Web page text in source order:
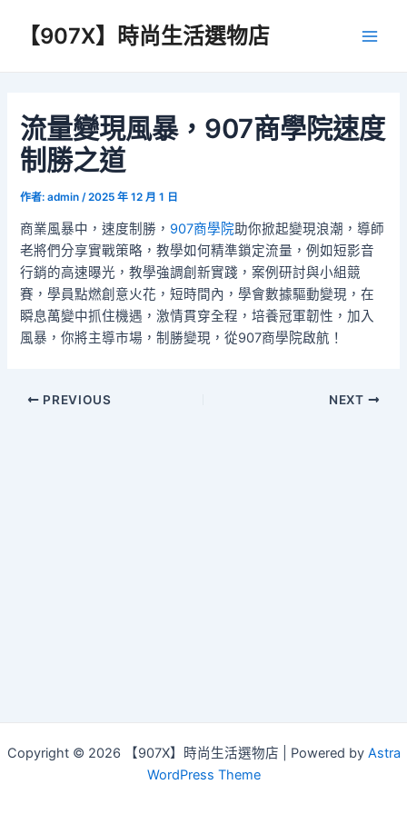
【907X】時尚生活選物店
流量變現風暴，907商學院速度
制勝之道
作者:admin /2025 年 12 月 1 日
商業風暴中，速度制勝， 907商學院助你掀起變現浪潮，導師
老將們分享實戰策略，教學如何精準鎖定流量，例如短影音
行銷的高速曝光，教學強調創新實踐，案例研討與小組競
賽，學員點燃創意火花，短時間內，學會數據驅動變現，在
瞬息萬變中抓住機遇，激情貫穿全程，培養冠軍韌性，加入
風暴，你將主導市場，制勝變現，從907商學院啟航！
Post
PREVIOUS NEXT
Copyright © 2026 【907X】時尚生活選物店 | Powered by Astra
WordPress Theme